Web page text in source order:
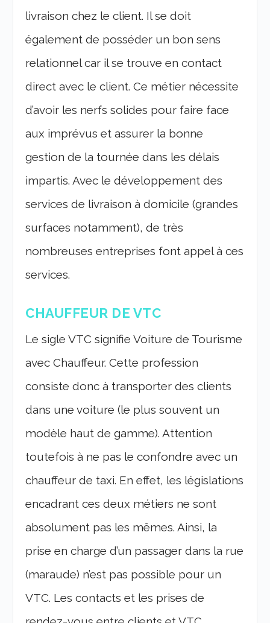
livraison chez le client. Il se doit
également de posséder un bon sens
relationnel car il se trouve en contact
direct avec le client. Ce métier nécessite
d’avoir les nerfs solides pour faire face
aux imprévus et assurer la bonne
gestion de la tournée dans les délais
impartis. Avec le développement des
services de livraison à domicile (grandes
surfaces notamment), de très
nombreuses entreprises font appel à ces
services.
CHAUFFEUR DE VTC
Le sigle VTC signifie Voiture de Tourisme
avec Chauffeur. Cette profession
consiste donc à transporter des clients
dans une voiture (le plus souvent un
modèle haut de gamme). Attention
toutefois à ne pas le confondre avec un
chauffeur de taxi. En effet, les législations
encadrant ces deux métiers ne sont
absolument pas les mêmes. Ainsi, la
prise en charge d’un passager dans la rue
(maraude) n’est pas possible pour un
VTC. Les contacts et les prises de